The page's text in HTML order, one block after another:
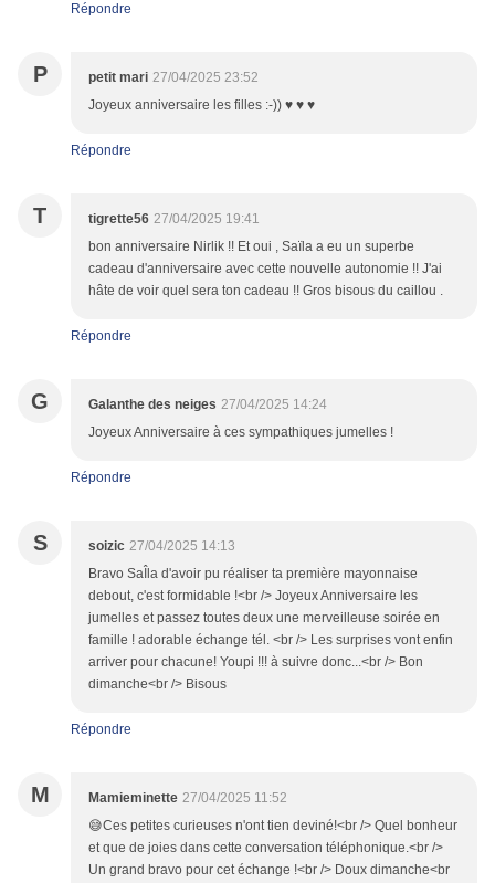
Répondre
P petit mari 27/04/2025 23:52
Joyeux anniversaire les filles :-)) ♥ ♥ ♥
Répondre
T tigrette56 27/04/2025 19:41
bon anniversaire Nirlik !! Et oui , Saïla a eu un superbe
cadeau d'anniversaire avec cette nouvelle autonomie !! J'ai
hâte de voir quel sera ton cadeau !! Gros bisous du caillou .
Répondre
G Galanthe des neiges 27/04/2025 14:24
Joyeux Anniversaire à ces sympathiques jumelles !
Répondre
S soizic 27/04/2025 14:13
Bravo SaÎla d'avoir pu réaliser ta première mayonnaise
debout, c'est formidable !<br /> Joyeux Anniversaire les
jumelles et passez toutes deux une merveilleuse soirée en
famille ! adorable échange tél. <br /> Les surprises vont enfin
arriver pour chacune! Youpi !!! à suivre donc...<br /> Bon
dimanche<br /> Bisous
Répondre
M Mamieminette 27/04/2025 11:52
😅Ces petites curieuses n'ont tien deviné!<br /> Quel bonheur
et que de joies dans cette conversation téléphonique.<br />
Un grand bravo pour cet échange !<br /> Doux dimanche<br